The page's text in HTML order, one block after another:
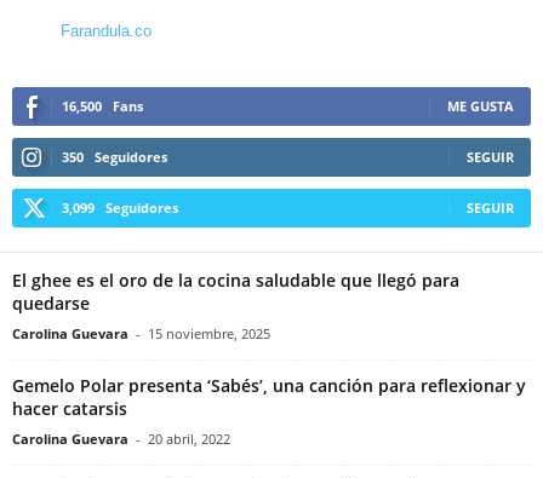
Farandula.co
16,500 Fans ME GUSTA
350 Seguidores SEGUIR
3,099 Seguidores SEGUIR
El ghee es el oro de la cocina saludable que llegó para
quedarse
Carolina Guevara - 15 noviembre, 2025
Gemelo Polar presenta ‘Sabés’, una canción para reflexionar y
hacer catarsis
Carolina Guevara - 20 abril, 2022